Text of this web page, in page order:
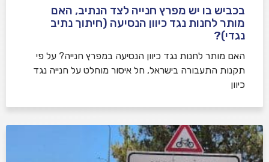
בכביש בו יש מפרץ חנייה לצד הנתיב, האם
מותר לחנות נגד כיוון הנסיעה (חיתוך נתיב
נגדי)?
האם מותר לחנות נגד כיוון הנסיעה במפרץ חנייה? על פי
תקנות התעבורה בישראל, חל איסור מוחלט על חנייה נגד
כיוון